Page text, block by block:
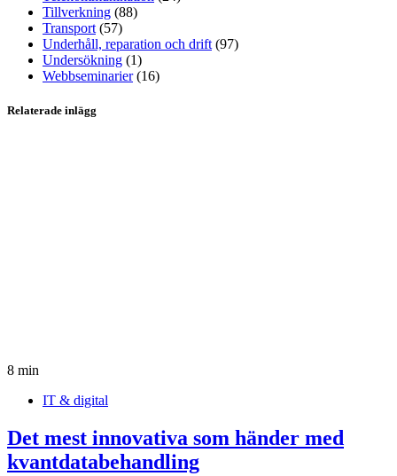
Tillverkning (88)
Transport (57)
Underhåll, reparation och drift (97)
Undersökning (1)
Webbseminarier(16)
Relaterade inlägg
8 min
IT & digital
Det mest innovativa som händer med
kvantdatabehandling